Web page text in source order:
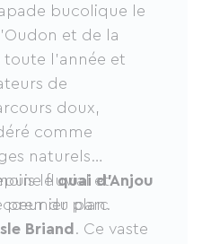
bucolique le
et de la
toute l’année et
de
doux,
comme
naturels
fluvial et
premier plan.
lequai d’Anjou
cœur du parc
Briand . Ce vaste